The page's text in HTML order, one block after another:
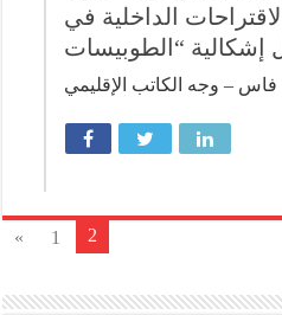
الداخلية في
« 1 2